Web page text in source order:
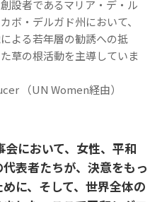
設者であるマリア・デ・ル
ボ・デルガド州において、
よる若年層の勧誘への抵
草の根活動を主導していま
（UN Women経由）
において、女性、平和
表者たちが、決意をもっ
に、そして、世界全体の